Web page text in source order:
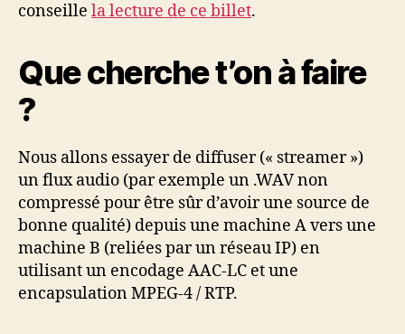
conseille la lecture de ce billet.
Que cherche t’on à faire
?
Nous allons essayer de diffuser (« streamer »)
un flux audio (par exemple un .WAV non
compressé pour être sûr d’avoir une source de
bonne qualité) depuis une machine A vers une
machine B (reliées par un réseau IP) en
utilisant un encodage AAC-LC et une
encapsulation MPEG-4 / RTP.